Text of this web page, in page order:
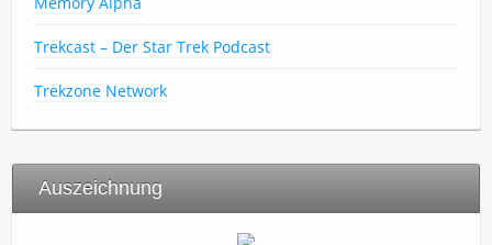
Trekcast – Der Star Trek Podcast
Trekzone Network
Auszeichnung